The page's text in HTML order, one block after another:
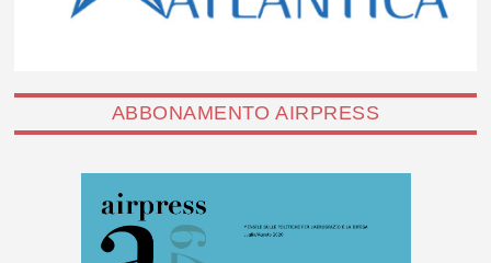
ABBONAMENTO AIRPRESS